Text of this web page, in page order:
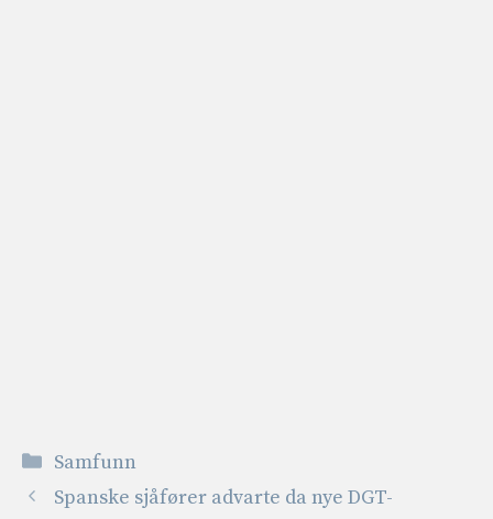
Kategorier
Samfunn
Spanske sjåfører advarte da nye DGT-